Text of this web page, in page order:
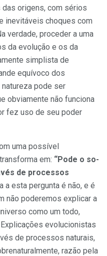
origens, com sérios
inevitáveis choques com
verdade, proceder a uma
da evolução e os da
simplista de
equívoco dos
pode ser
obviamente não funciona
fez uso de seu poder
uma possível
em: “Pode o so­
de processos
a esta pergunta é não, e é
não poderemos explicar a
como um todo,
evolucionistas
de proces­sos naturais,
razão pela